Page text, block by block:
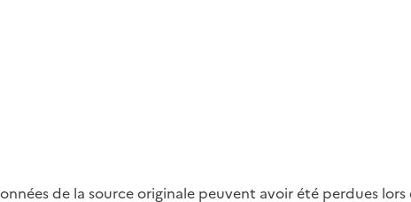
de la source originale peuvent avoir été perdues